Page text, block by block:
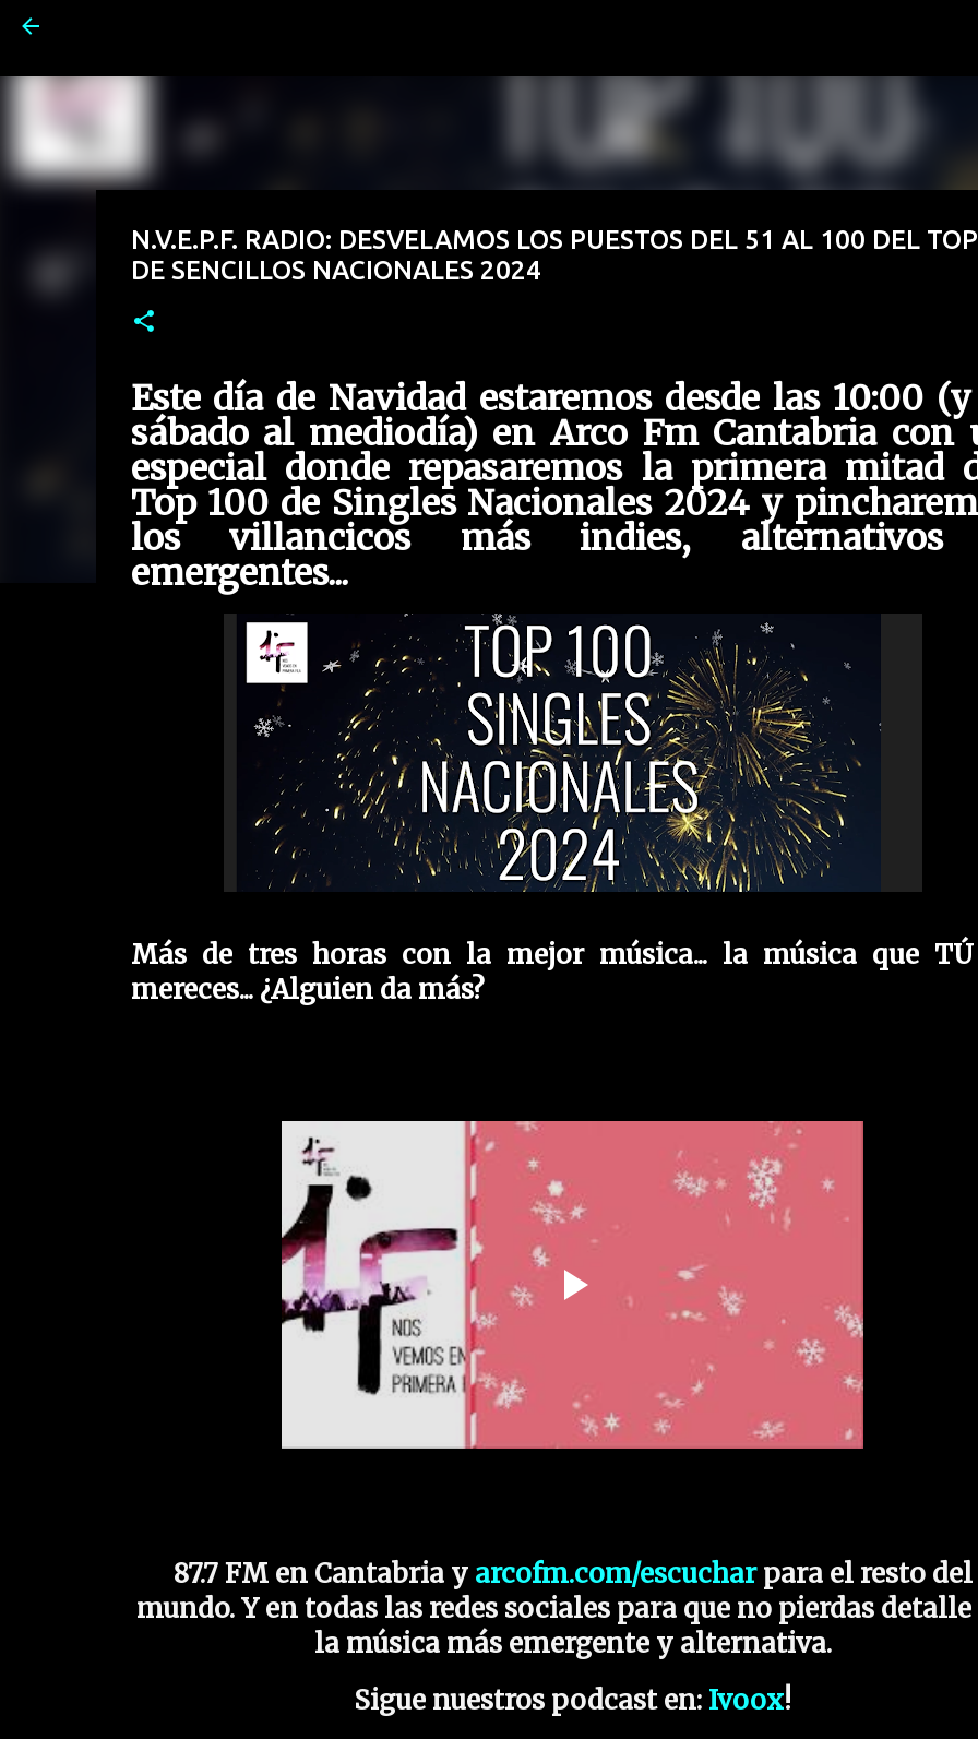
N.V.E.P.F. RADIO: DESVELAMOS LOS PUESTOS DEL 51 AL 100 DEL TOP
DE SENCILLOS NACIONALES 2024
Este día de Navidad estaremos desde las 10:00
sábado al mediodía) en Arco Fm Cantabria con
especial donde repasaremos la primera mitad
Top 100 de Singles Nacionales 2024 y
los villancicos más indies,
emergentes...
Más de tres horas con la mejor música... la música que
mereces... ¿Alguien da más?
87.7 FM en Cantabria y arcofm.com/escuchar para el resto del
mundo. Y en todas las redes sociales para que no pierdas detalle
la música más emergente y alternativa.
Sigue nuestros podcast en: Ivoox!